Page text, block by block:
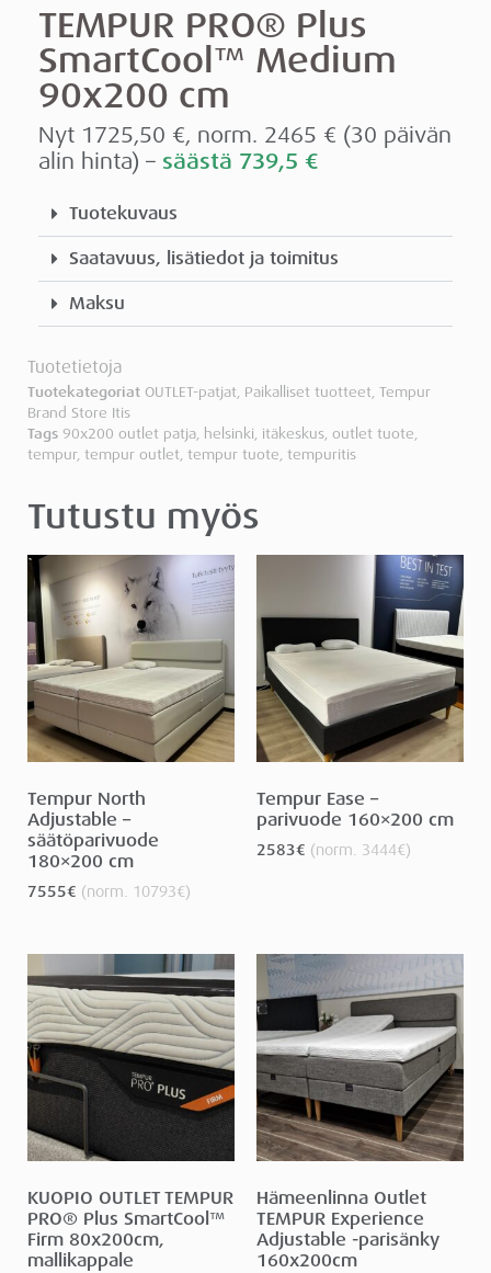
TEMPUR PRO® Plus
SmartCool™ Medium
90x200 cm
Nyt 1725,50 €, norm. 2465 € (30 päivän
alin hinta) – säästä 739,5 €
Tuotekuvaus
Saatavuus, lisätiedot ja toimitus
Maksu
Tuotetietoja
Tuotekategoriat OUTLET-patjat, Paikalliset tuotteet, Tempur
Brand Store Itis
Tags 90x200 outlet patja, helsinki, itäkeskus, outlet tuote,
tempur, tempur outlet, tempur tuote, tempuritis
Tutustu myös
Tempur North
Adjustable –
säätöparivuode
180×200 cm
7555€ (norm. 10793€)
Tempur Ease –
parivuode 160×200 cm
2583€ (norm. 3444€)
KUOPIO OUTLET TEMPUR
PRO® Plus SmartCool™
Firm 80x200cm,
mallikappale
Hämeenlinna Outlet
TEMPUR Experience
Adjustable -parisänky
160x200cm